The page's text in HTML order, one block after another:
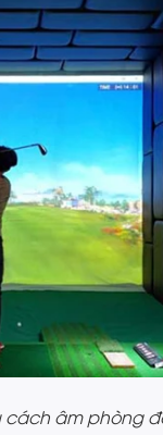
cách âm phòng